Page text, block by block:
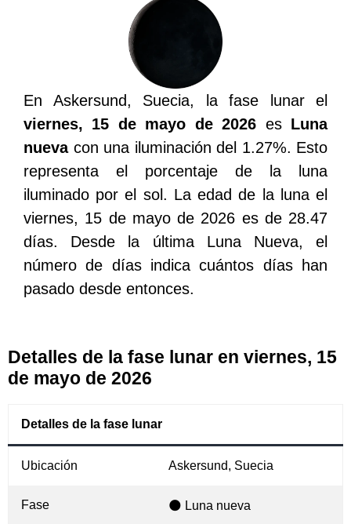
En Askersund, Suecia, la fase lunar el
viernes, 15 de mayo de 2026 es Luna
nuevacon una iluminación del 1.27%. Esto
representa el porcentaje de la luna
iluminado por el sol. La edad de la luna el
viernes, 15 de mayo de 2026 es de 28.47
días. Desde la última Luna Nueva, el
número de días indica cuántos días han
pasado desde entonces.
Detalles de la fase lunar en viernes, 15
de mayo de 2026
Detalles de la fase lunar
Ubicación Askersund, Suecia
Fase 🌑 Luna nueva